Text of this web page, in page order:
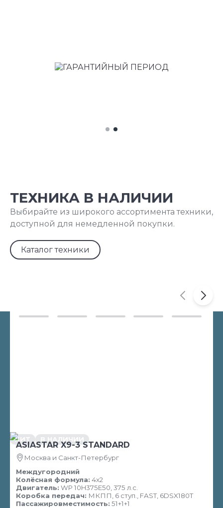
1 2Current Item
ТЕХНИКА В НАЛИЧИИ
Выбирайте из широкого ассортимента техники,
доступной для немедленной покупки.
Каталог техники
ХИТ В НАЛИЧИИ
ASIASTAR X9-3 STANDARD
Москва и Санкт-Петербург
Междугородний
Колёсная формула: 4х2
Двигатель: WP 10H375E50, 375 л.с.
Коробка передач: МКПП, 6 ступ., FAST, 6DSX180T
Пассажировместимость: 51+1+1